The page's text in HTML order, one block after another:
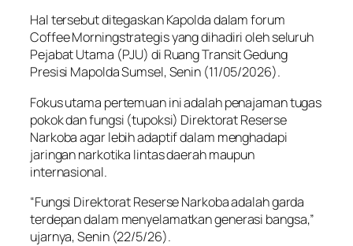
Hal tersebut ditegaskan Kapolda dalam forum
Coffee Morningstrategis yang dihadiri oleh seluruh
Pejabat Utama (PJU) di Ruang Transit Gedung
Presisi Mapolda Sumsel, Senin (11/05/2026).
Fokus utama pertemuan ini adalah penajaman tugas
pokok dan fungsi (tupoksi) Direktorat Reserse
Narkoba agar lebih adaptif dalam menghadapi
jaringan narkotika lintas daerah maupun
internasional.
“Fungsi Direktorat Reserse Narkoba adalah garda
terdepan dalam menyelamatkan generasi bangsa,”
ujarnya, Senin (22/5/26).